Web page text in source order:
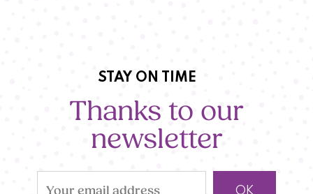
STAY ON TIME
Thanks to our
newsletter